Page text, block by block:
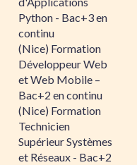
Python - Bac+3 en
continu
(Nice) Formation
Développeur Web
et Web Mobile –
Bac+2 en continu
(Nice) Formation
Technicien
Supérieur Systèmes
et Réseaux - Bac+2